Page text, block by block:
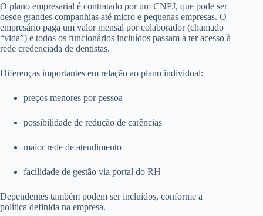
O plano empresarial é contratado por um CNPJ, que pode ser
desde grandes companhias até micro e pequenas empresas. O
empresário paga um valor mensal por colaborador (chamado
“vida”) e todos os funcionários incluídos passam a ter acesso à
rede credenciada de dentistas.
Diferenças importantes em relação ao plano individual:
preços menores por pessoa
possibilidade de redução de carências
maior rede de atendimento
facilidade de gestão via portal do RH
Dependentes também podem ser incluídos, conforme a
política definida na empresa.